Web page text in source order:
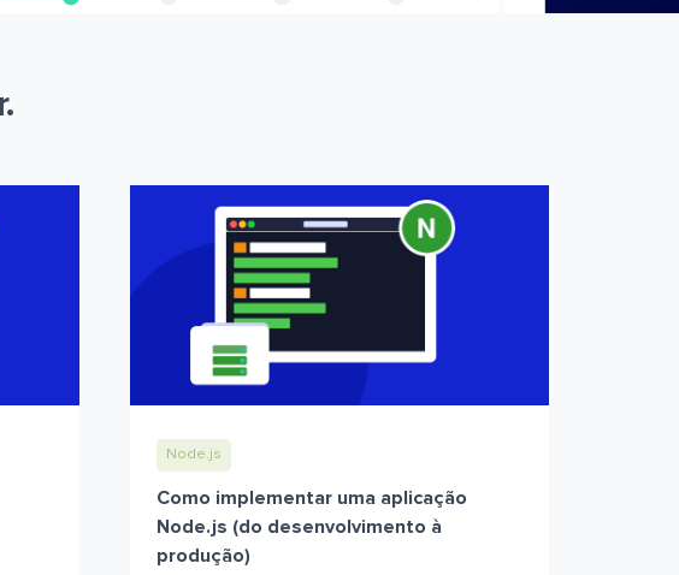
Node.js
Como implementar uma aplicação
Node.js (do desenvolvimento à
produção)